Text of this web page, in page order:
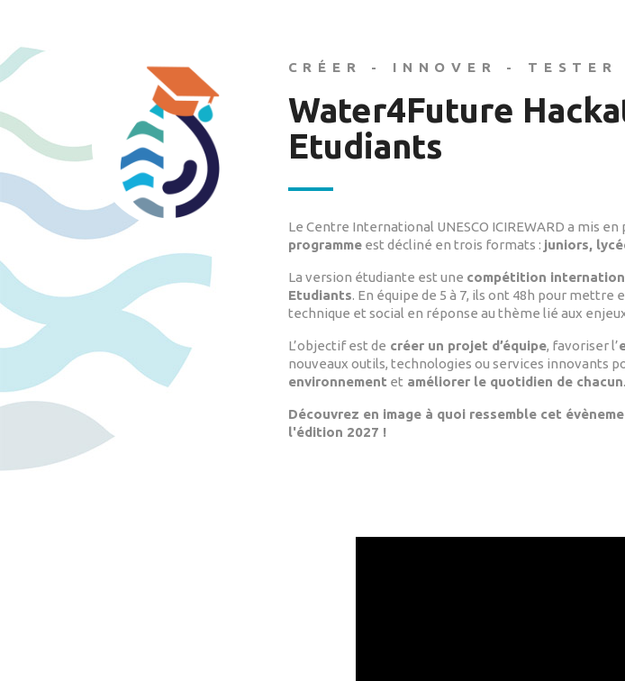
CRÉER - INNOVER - TESTER
Water4Future
Etudiants
Le Centre International UNESCO ICIREWARD a mis en
programmeest décliné en trois formats : juniors,
La version étudiante est une compétition
Etudiants. En équipe de 5 à 7, ils ont 48h pour mettre
technique et social en réponse au thème lié aux
L’objectif est de créer un projet d’équipe, favoriser l’
nouveaux outils, technologies ou services innovants
environnement et améliorer le quotidien de chacun.
Découvrez en image à quoi ressemble cet
l'édition 2027 !